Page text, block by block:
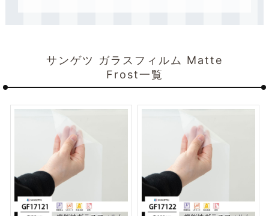
サンゲツ ガラスフィルム Matte
Frost一覧